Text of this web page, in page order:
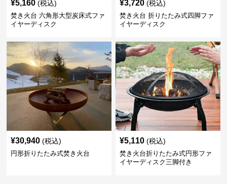
¥5,160 (税込)
焚き火台 六角形大型炭床式ファ
イヤーディスク
¥3,720 (税込)
焚き火台 折りたたみ式四脚ファ
イヤーディスク
¥30,940 (税込)
円形折りたたみ式焚き火台
¥5,110 (税込)
焚き火台折りたたみ式円形ファ
イヤーディスク三脚付き